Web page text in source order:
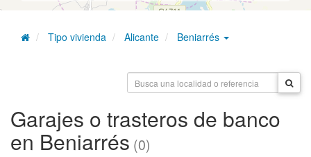
Tipo vivienda Alicante Beniarrés
Garajes o trasteros de banco
en Beniarrés (0)